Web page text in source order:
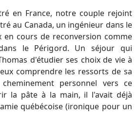
en France, notre couple rejoint
au Canada, un ingénieur dans le
en cours de reconversion comme
le Périgord. Un séjour qui
d'étudier ses choix de vie à
comprendre les ressorts de sa
personnel vers ce
la pâte à la main, il l'avait déjà
québécoise (ironique pour un